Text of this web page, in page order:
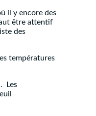
il y encore des
être attentif
des
températures
Les